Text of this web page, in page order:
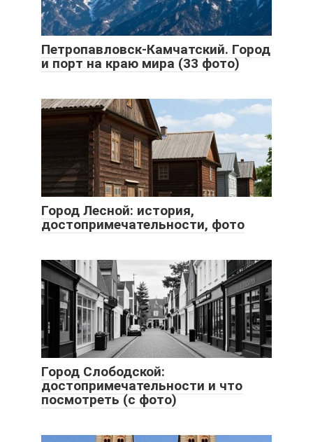
Петропавловск-Камчатский. Город
и порт на краю мира (33 фото)
Город Лесной: история,
достопримечательности, фото
Город Слободской:
достопримечательности и что
посмотреть (с фото)